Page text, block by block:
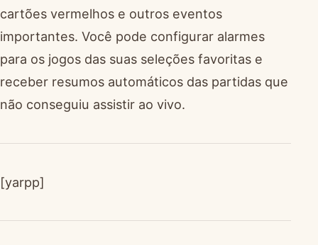
cartões vermelhos e outros eventos
importantes. Você pode configurar alarmes
para os jogos das suas seleções favoritas e
receber resumos automáticos das partidas que
não conseguiu assistir ao vivo.
[yarpp]